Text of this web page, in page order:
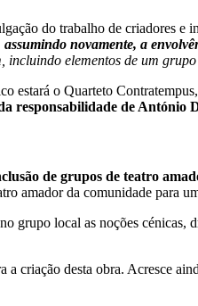
do trabalho de criadores
novamente, a
elementos de um
o Quarteto
responsabilidade de António
de grupos de teatro
amador da comunidade para
grupo local as noções cénicas,
criação desta obra. Acresce